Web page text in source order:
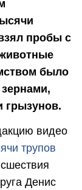
пробы с
было
грызунов.
видео
трупов
Денис